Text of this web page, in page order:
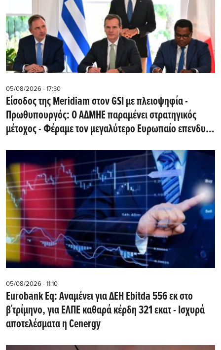
05/08/2026 - 17:30
Eίσοδος της Meridiam στον GSI με πλειοψηφία -
Πρωθυπουργός: Ο ΑΔΜΗΕ παραμένει στρατηγικός
μέτοχος - Φέραμε τον μεγαλύτερο Ευρωπαίο επενδυτή
05/08/2026 - 11:10
Eurobank Eq: Αναμένει για ΔΕΗ Εbitda 556 εκ στο
β΄τρίμηνο, για ΕΛΠΕ καθαρά κέρδη 321 εκατ - Ισχυρά
αποτελέσματα η Cenergy